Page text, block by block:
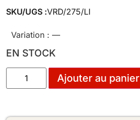
SKU/UGS :VRD/275/LI
Variation : —
EN STOCK
Ajouter au panier